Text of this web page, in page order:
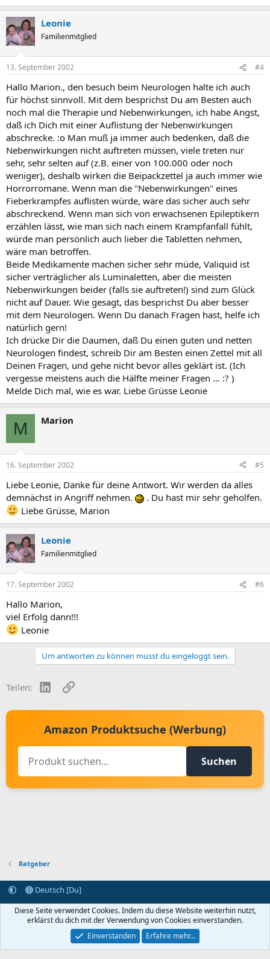
Leonie
Familienmitglied
13. September 2002 #4
Hallo Marion., den besuch beim Neurologen halte ich auch
für höchst sinnvoll. Mit dem besprichst Du am Besten auch
noch mal die Therapie und Nebenwirkungen, ich habe Angst,
daß ich Dich mit einer Auflistung der Nebenwirkungen
abschrecke. :o Man muß ja immer auch bedenken, daß die
Nebenwirkungen nicht auftreten müssen, viele treten nur
sehr, sehr selten auf (z.B. einer von 100.000 oder noch
weniger), deshalb wirken die Beipackzettel ja auch immer wie
Horrorromane. Wenn man die "Nebenwirkungen" eines
Fieberkrampfes auflisten würde, wäre das sicher auch sehr
abschreckend. Wenn man sich von erwachsenen Epileptikern
erzählen lässt, wie man sich nach einem Krampfanfall fühlt,
würde man persönlich auch lieber die Tabletten nehmen,
wäre man betroffen.
Beide Medikamente machen sicher sehr müde, Valiquid ist
sicher verträglicher als Luminaletten, aber die meisten
Nebenwirkungen beider (falls sie auftreten!) sind zum Glück
nicht auf Dauer. Wie gesagt, das besprichst Du aber besser
mit dem Neurologen. Wenn Du danach Fragen hast, helfe ich
natürlich gern!
Ich drücke Dir die Daumen, daß Du einen guten und netten
Neurologen findest, schreib Dir am Besten einen Zettel mit all
Deinen Fragen, und gehe nicht bevor alles geklärt ist. (Ich
vergesse meistens auch die Hälfte meiner Fragen ... :? )
Melde Dich mal, wie es war. Liebe Grüsse Leonie
M Marion
16. September 2002 #5
Liebe Leonie, Danke für deine Antwort. Wir werden da alles
demnächst in Angriff nehmen.
. Du hast mir sehr geholfen.
Liebe Grüsse, Marion
Leonie
Familienmitglied
17. September 2002 #6
Hallo Marion,
viel Erfolg dann!!!
Leonie
Um antworten zu können musst du eingeloggt sein.
Teilen: LinkedInLink
Amazon Produktsuche (Werbung)
Suchen
Ratgeber
Deutsch [Du]
Kontakt aufnehmen
Bedingungen und Regeln
Datenschutz
Startseite
R
S
Community platform by XenForo® © 2010-2024 XenForo Ltd.
Diese Seite verwendet Cookies. Indem du diese Website weiterhin nutzt,
erklärst du dich mit der Verwendung von Cookies einverstanden.
Einverstanden
Erfahre mehr…